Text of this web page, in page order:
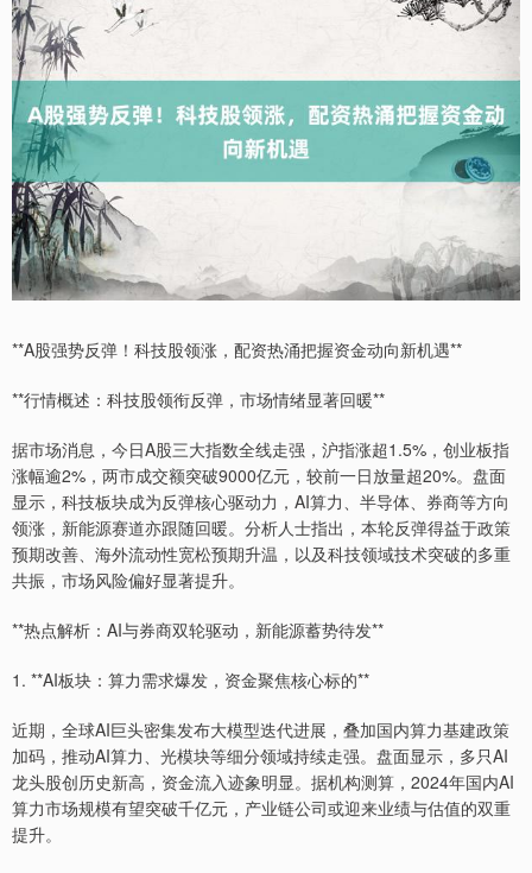
**A股强势反弹！科技股领涨，配资热涌把握资金动向新机遇**
**行情概述：科技股领衔反弹，市场情绪显著回暖**
据市场消息，今日A股三大指数全线走强，沪指涨超1.5%，创业板指
涨幅逾2%，两市成交额突破9000亿元，较前一日放量超20%。盘面
显示，科技板块成为反弹核心驱动力，AI算力、半导体、券商等方向
领涨，新能源赛道亦跟随回暖。分析人士指出，本轮反弹得益于政策
预期改善、海外流动性宽松预期升温，以及科技领域技术突破的多重
共振，市场风险偏好显著提升。
**热点解析：AI与券商双轮驱动，新能源蓄势待发**
1. **AI板块：算力需求爆发，资金聚焦核心标的**
近期，全球AI巨头密集发布大模型迭代进展，叠加国内算力基建政策
加码，推动AI算力、光模块等细分领域持续走强。盘面显示，多只AI
龙头股创历史新高，资金流入迹象明显。据机构测算，2024年国内AI
算力市场规模有望突破千亿元，产业链公司或迎来业绩与估值的双重
提升。